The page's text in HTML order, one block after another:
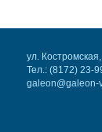
ул.
Тел.: (8172) 23-
galeon@galeon-